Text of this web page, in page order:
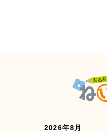
2026年8月